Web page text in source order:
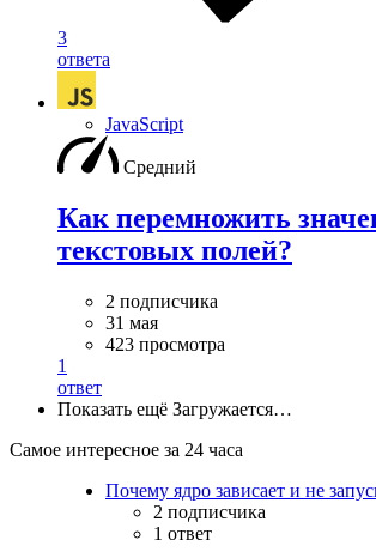
3
ответа
JavaScript
Средний
Как перемножить
текстовых полей?
2 подписчика
31 мая
423 просмотра
1
ответ
Показать ещё Загружается…
Самое интересное за 24 часа
Почему ядро зависает и не
2 подписчика
1 ответ